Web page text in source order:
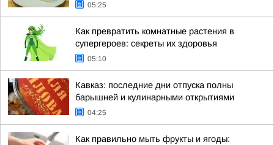
05:25
Как превратить комнатные растения в
супергероев: секреты их здоровья
05:10
Кавказ: последние дни отпуска полны
барышней и кулинарными открытиями
04:25
Как правильно мыть фрукты и ягоды: